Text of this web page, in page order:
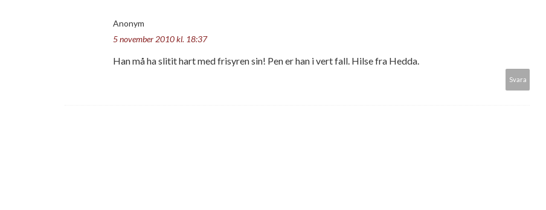
Anonym
5 november 2010 kl. 18:37
Han må ha slitit hart med frisyren sin! Pen er han i vert fall. Hilse fra Hedda.
Svara